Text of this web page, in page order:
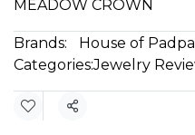
MEADOW CROWN
Brands:
House of
Categories:Jewelry
Share